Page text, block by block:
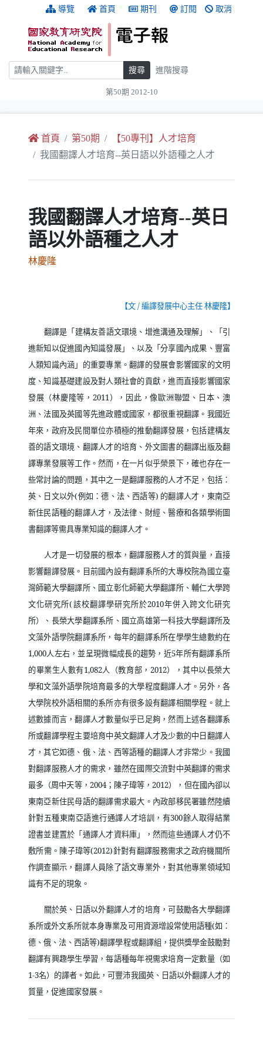
跳到主要內容 導覽 首頁 期刊 訂閱 取消
搜尋 搜尋 進階搜尋
第50期 2012-10
首頁 第50期
【50專刊】人才培育
我國翻譯人才培育--英日語以外語種之人才
我國翻譯人才培育--英日
語以外語種之人才
林慶隆
【文/編譯發展中心主任 林慶隆】
翻譯是「建構友善語文環境、增進溝通及理解」、「引
進新知以促進國內知識發展」、以及「分享國內成果、豐富
人類知識內涵」的重要專業。翻譯的發展會影響國家的文明
度、知識基礎建設及對人類社會的貢獻，進而直接影響國家
發展（林慶隆等， 2011），因此，像歐洲聯盟、日本、澳
洲、法國及英國等先進政體或國家，都很重視翻譯。我國近
年來，政府及民間單位亦積極的推動翻譯發展，包括建構友
善的語文環境、翻譯人才的培育、外文圖書的翻譯出版及翻
譯專業發展等工作。然而，在一片似乎榮景下，確也存在一
些常討論的問題，其中之一是翻譯服務的人才不足，包括：
英、日文以外(例如：德、法、西語等) 的翻譯人才，東南亞
新住民語種的翻譯人才，及法律、財經、醫療和各類學術圖
書翻譯等需具專業知識的翻譯人才。
人才是一切發展的根本，翻譯服務人才的質與量，直接
影響翻譯發展。目前國內設有翻譯系所的大專校院為國立臺
灣師範大學翻譯所、國立彰化師範大學翻譯所、輔仁大學跨
文化研究所(該校翻譯學研究所於2010年併入跨文化研究
所）、長榮大學翻譯系所、國立高雄第一科技大學翻譯所及
文藻外語學院翻譯系所，每年的翻譯系所在學學生總數約在
1,000人左右，並呈現微幅成長的趨勢，近5年所有翻譯系所
的畢業生人數有1,082人（教育部， 2012），其中以長榮大
學和文藻外語學院培育最多的大學程度翻譯人才。另外，各
大學院校外語相關的系所亦有很多設有翻譯相關學程。就上
述數據而言，翻譯人才數量似乎已足夠，然而上述各翻譯系
所或翻譯學程主要培育中英文翻譯人才及少數的中日翻譯人
才，其它如德、俄、法、西等語種的翻譯人才非常少。我國
對翻譯服務人才的需求，雖然在國際交流對中英翻譯的需求
最多（周中天等， 2004；陳子瑋等，2012），但在國內卻以
東南亞新住民母語的翻譯需求最大。內政部移民署雖然陸續
針對五種東南亞語進行通譯人才培訓，有300餘人取得結業
證書並建置於「通譯人才資料庫」，然而這些通譯人才仍不
敷所需。陳子瑋等(2012)針對有翻譯服務需求之政府機關所
作調查顯示，翻譯人員除了語文專業外，對其他專業領域知
識有不足的現象。
關於英、日語以外翻譯人才的培育，可鼓勵各大學翻譯
系所或外文系所就本身專業及可用資源增設常使用語種(如：
德、俄、法、西語等)翻譯學程或翻譯組，提供獎學金鼓勵對
翻譯有興趣學生學習，每語種每年視需求培育一定數量（如
1-3名）的譯者。如此，可豐沛我國英、日語以外翻譯人才的
質量，促進國家發展。